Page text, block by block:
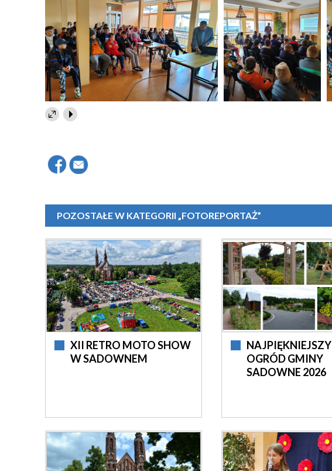
POZOSTAŁE W KATEGORII „FOTOREPORTAŻ”
XII RETRO MOTO SHOW
W SADOWNEM
NAJPIĘKNIEJSZY
OGRÓD GMINY
SADOWNE 2026